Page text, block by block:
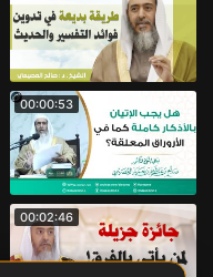
00:00:53
00:02:46